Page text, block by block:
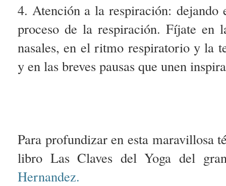
4. Atención a la respiración: dejando
proceso de la respiración. Fíjate en
nasales, en el ritmo respiratorio y la
y en las breves pausas que unen
Para profundizar en esta maravillosa
libro Las Claves del Yoga del
Hernandez.